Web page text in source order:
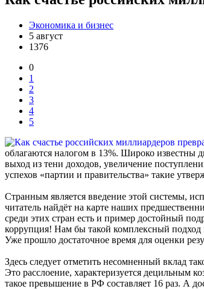
Экономика и бизнес
5 август
1376
0
1
2
3
4
5
облагаются налогом в 13%. Широко известны
выход из тени доходов, увеличение
успехов «партии и правительства» такие
Странным является введение этой системы,
читатель найдёт на карте наших
среди этих стран есть и пример достойный
коррупция! Нам бы такой комплексный подход
Уже прошло достаточное время для оценки
Здесь следует отметить несомненный вклад
Это расслоение, характеризуется
такое превышение в РФ составляет 16 раз. А